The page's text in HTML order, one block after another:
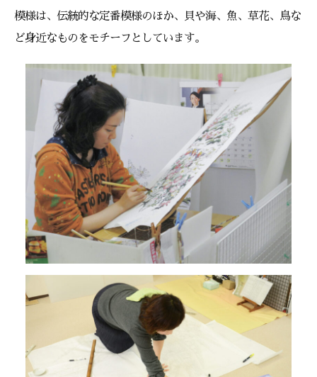
模様は、伝統的な定番模様のほか、貝や海、魚、草花、鳥な
ど身近なものをモチーフとしています。